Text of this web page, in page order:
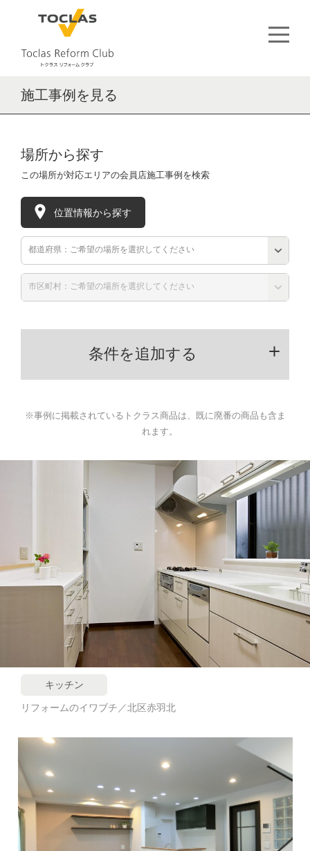
施工事例を見る
場所から探す
この場所が対応エリアの会員店施工事例を検索
位置情報から探す
条件を追加する
※事例に掲載されているトクラス商品は、既に廃番の商品も含ま
れます。
キッチン
リフォームのイワブチ／北区赤羽北